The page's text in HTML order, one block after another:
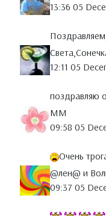
13:36 05
12:11 05
поздравляю
MM
09:58 05
Очень
@лен@ и
09:37 05